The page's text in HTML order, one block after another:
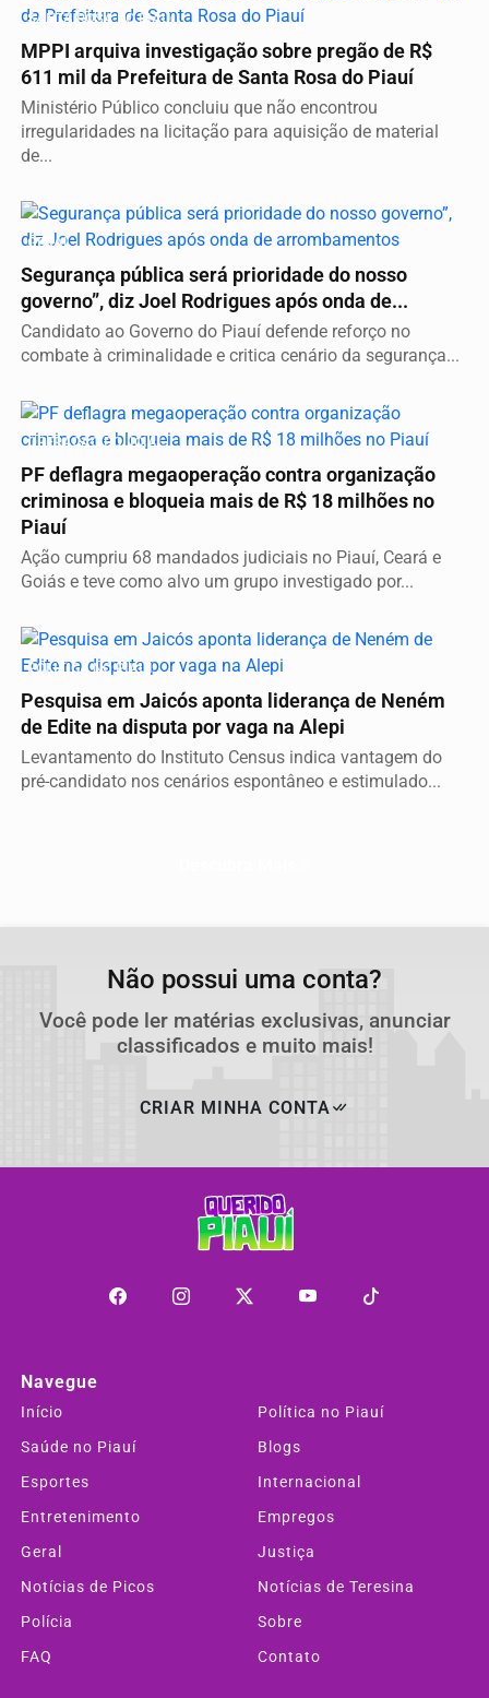
SANTA ROSA DO PIAUÍ
MPPI arquiva investigação sobre pregão de R$
611 mil da Prefeitura de Santa Rosa do Piauí
Ministério Público concluiu que não encontrou
irregularidades na licitação para aquisição de material
de...
GERAL
Segurança pública será prioridade do nosso
governo”, diz Joel Rodrigues após onda de...
Candidato ao Governo do Piauí defende reforço no
combate à criminalidade e critica cenário da segurança...
OPERAÇÃO POLÍCIAL
PF deflagra megaoperação contra organização
criminosa e bloqueia mais de R$ 18 milhões no
Piauí
Ação cumpriu 68 mandados judiciais no Piauí, Ceará e
Goiás e teve como alvo um grupo investigado por...
POLÍTICA NO PIAUÍ
Pesquisa em Jaicós aponta liderança de Neném
de Edite na disputa por vaga na Alepi
Levantamento do Instituto Census indica vantagem do
pré-candidato nos cenários espontâneo e estimulado...
Não possui uma conta?
Você pode ler matérias exclusivas, anunciar
classificados e muito mais!
CRIAR MINHA CONTA
Navegue
Início
Política no Piauí
Saúde no Piauí
Blogs
Esportes
Internacional
Entretenimento
Empregos
Geral
Justiça
Notícias de Picos
Notícias de Teresina
Polícia
Sobre
FAQ
Contato